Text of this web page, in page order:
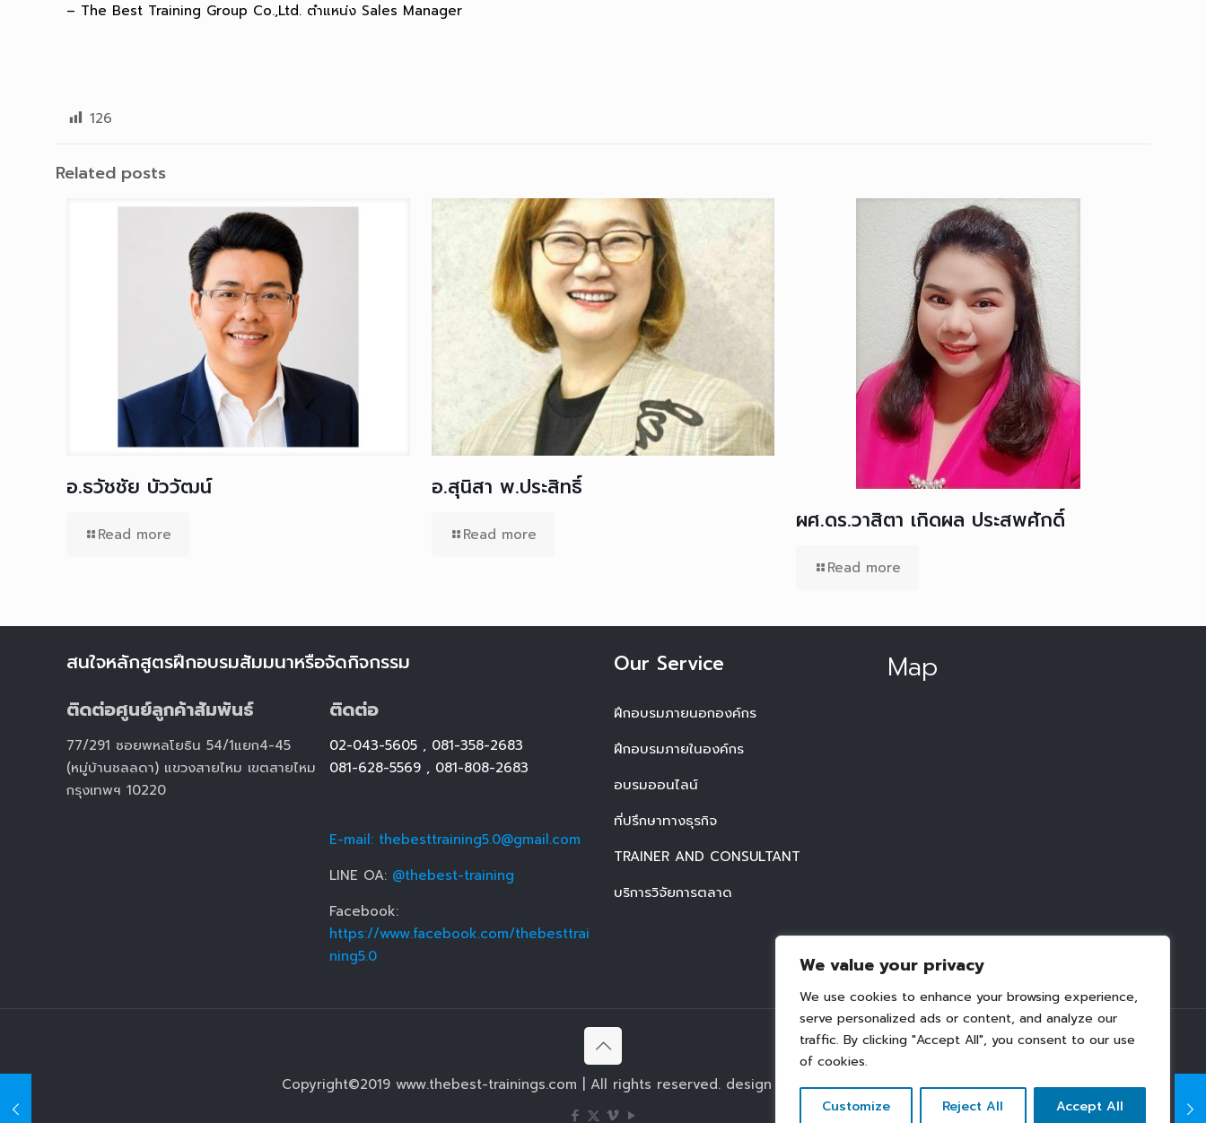
We value your privacy
We use cookies to enhance your browsing experience,
serve personalized ads or content, and analyze our
traffic. By clicking "Accept All", you consent to our use
of cookies.
Customize Reject All Accept All
– The Best Training Group Co.,Ltd. ตำแหน่ง Sales Manager
126
Related posts
อ.ธวัชชัย บัววัฒน์
Read more
อ.สุนิสา พ.ประสิทธิ์
Read more ผศ.ดร.วาสิตา เกิดผล ประสพศักดิ์
Read more
สนใจหลักสูตรฝึกอบรมสัมมนาหรือจัดกิจกรรม
ติดต่อศูนย์ลูกค้าสัมพันธ์
77/291 ซอยพหลโยธิน 54/1แยก4-45
(หมู่บ้านชลลดา) แขวงสายไหม เขตสายไหม
กรุงเทพฯ 10220
ติดต่อ
02-043-5605 , 081-358-2683
081-628-5569 , 081-808-2683
E-mail: thebesttraining5.0@gmail.com
LINE OA: @thebest-training
Facebook:
https://www.facebook.com/thebesttrai
ning5.0
Our Service
ฝึกอบรมภายนอกองค์กร
ฝึกอบรมภายในองค์กร
อบรมออนไลน์
ที่ปรึกษาทางธุรกิจ
TRAINER AND CONSULTANT
บริการวิจัยการตลาด
Map
Copyright©2019 www.thebest-trainings.com | All rights reserved. design by create2media.com